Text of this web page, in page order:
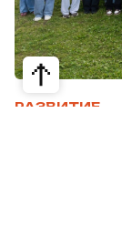
РАЗВИТИЕ